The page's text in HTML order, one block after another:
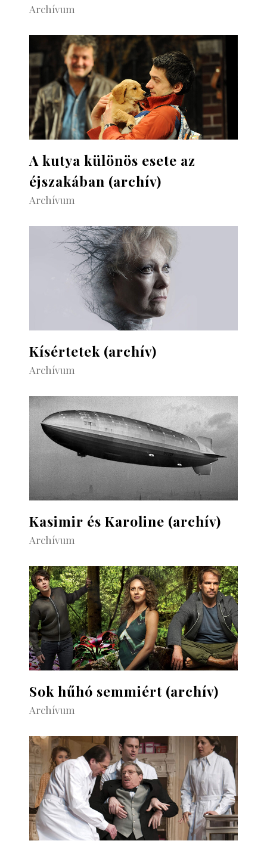
Archívum
A kutya különös esete az
éjszakában (archív)
Archívum
Kísértetek (archív)
Archívum
Kasimir és Karoline (archív)
Archívum
Sok hűhó semmiért (archív)
Archívum